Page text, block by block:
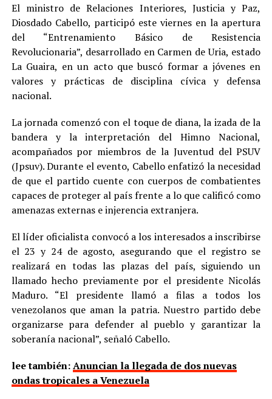
El ministro de Relaciones Interiores, Justicia y Paz,
Diosdado Cabello, participó este viernes en la apertura
del “Entrenamiento Básico de Resistencia
Revolucionaria”, desarrollado en Carmen de Uria, estado
La Guaira, en un acto que buscó formar a jóvenes en
valores y prácticas de disciplina cívica y defensa
nacional.
La jornada comenzó con el toque de diana, la izada de la
bandera y la interpretación del Himno Nacional,
acompañados por miembros de la Juventud del PSUV
(Jpsuv). Durante el evento, Cabello enfatizó la necesidad
de que el partido cuente con cuerpos de combatientes
capaces de proteger al país frente a lo que calificó como
amenazas externas e injerencia extranjera.
El líder oficialista convocó a los interesados a inscribirse
el 23 y 24 de agosto, asegurando que el registro se
realizará en todas las plazas del país, siguiendo un
llamado hecho previamente por el presidente Nicolás
Maduro. “El presidente llamó a filas a todos los
venezolanos que aman la patria. Nuestro partido debe
organizarse para defender al pueblo y garantizar la
soberanía nacional”, señaló Cabello.
lee también:Anuncian la llegada de dos nuevas
ondas tropicales a Venezuela